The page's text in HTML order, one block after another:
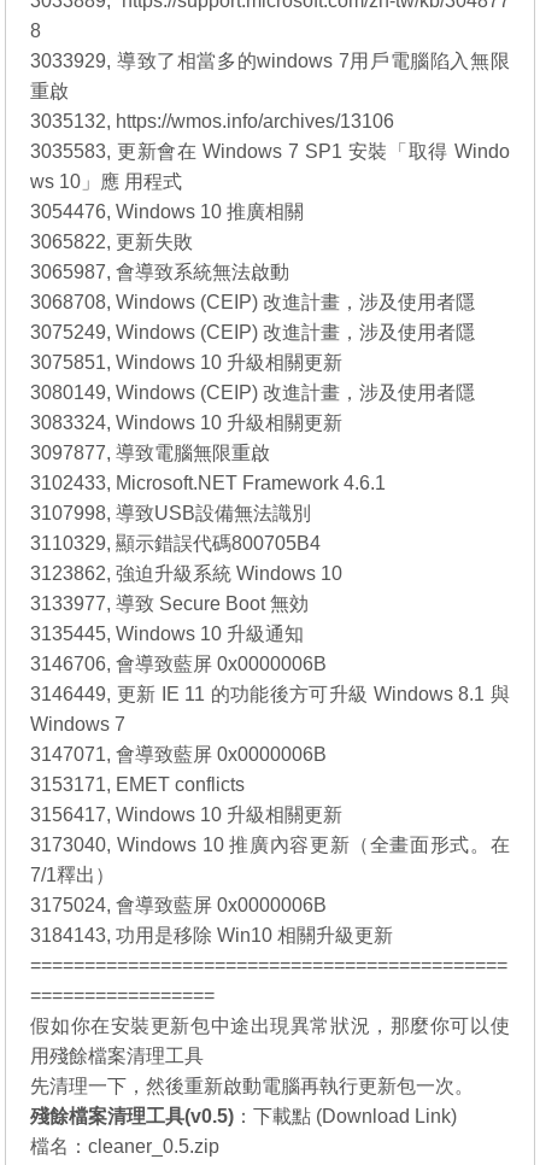
8
3033929, 導致了相當多的windows 7用戶電腦陷入無限
重啟
3035132, https://wmos.info/archives/13106
3035583, 更新會在 Windows 7 SP1 安裝「取得 Windo
ws 10」應 用程式
3054476, Windows 10 推廣相關
3065822, 更新失敗
3065987, 會導致系統無法啟動
3068708, Windows (CEIP) 改進計畫，涉及使用者隱
3075249, Windows (CEIP) 改進計畫，涉及使用者隱
3075851, Windows 10 升級相關更新
3080149, Windows (CEIP) 改進計畫，涉及使用者隱
3083324, Windows 10 升級相關更新
3097877, 導致電腦無限重啟
3102433, Microsoft.NET Framework 4.6.1
3107998, 導致USB設備無法識別
3110329, 顯示錯誤代碼800705B4
3123862, 強迫升級系統 Windows 10
3133977, 導致 Secure Boot 無効
3135445, Windows 10 升級通知
3146706, 會導致藍屏 0x0000006B
3146449, 更新 IE 11 的功能後方可升級 Windows 8.1 與
Windows 7
3147071, 會導致藍屏 0x0000006B
3153171, EMET conflicts
3156417, Windows 10 升級相關更新
3173040, Windows 10 推廣內容更新（全畫面形式。在
7/1釋出）
3175024, 會導致藍屏 0x0000006B
3184143, 功用是移除 Win10 相關升級更新
============================================
=================
假如你在安裝更新包中途出現異常狀況，那麼你可以使
用殘餘檔案清理工具
先清理一下，然後重新啟動電腦再執行更新包一次。
殘餘檔案清理工具(v0.5) ：下載點 (Download Link)
檔名：cleaner_0.5.zip